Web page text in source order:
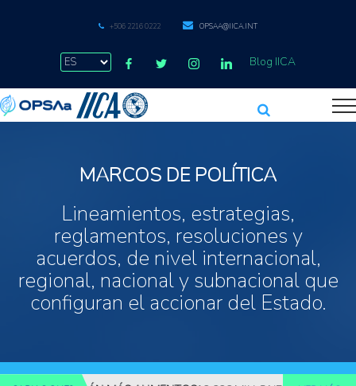
+506 2216 0222 OPSAA@IICA.INT
Blog IICA
MARCOS DE POLÍTICA
Lineamientos, estrategias,
reglamentos, resoluciones y
acuerdos, de nivel internacional,
regional, nacional y subnacional que
configuran el accionar del Estado.